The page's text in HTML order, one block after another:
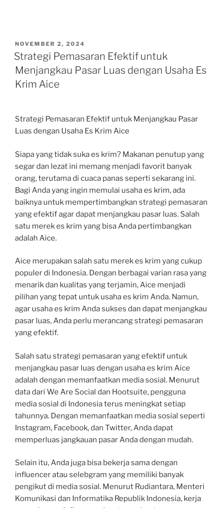
POSTED
ON
NOVEMBER 2, 2024
Strategi Pemasaran Efektif untuk
Menjangkau Pasar Luas dengan Usaha Es
Krim Aice
Strategi Pemasaran Efektif untuk Menjangkau Pasar
Luas dengan Usaha Es Krim Aice
Siapa yang tidak suka es krim? Makanan penutup yang
segar dan lezat ini memang menjadi favorit banyak
orang, terutama di cuaca panas seperti sekarang ini.
Bagi Anda yang ingin memulai usaha es krim, ada
baiknya untuk mempertimbangkan strategi pemasaran
yang efektif agar dapat menjangkau pasar luas. Salah
satu merek es krim yang bisa Anda pertimbangkan
adalah Aice.
Aice merupakan salah satu merek es krim yang cukup
populer di Indonesia. Dengan berbagai varian rasa yang
menarik dan kualitas yang terjamin, Aice menjadi
pilihan yang tepat untuk usaha es krim Anda. Namun,
agar usaha es krim Anda sukses dan dapat menjangkau
pasar luas, Anda perlu merancang strategi pemasaran
yang efektif.
Salah satu strategi pemasaran yang efektif untuk
menjangkau pasar luas dengan usaha es krim Aice
adalah dengan memanfaatkan media sosial. Menurut
data dari We Are Social dan Hootsuite, pengguna
media sosial di Indonesia terus meningkat setiap
tahunnya. Dengan memanfaatkan media sosial seperti
Instagram, Facebook, dan Twitter, Anda dapat
memperluas jangkauan pasar Anda dengan mudah.
Selain itu, Anda juga bisa bekerja sama dengan
influencer atau selebgram yang memiliki banyak
pengikut di media sosial. Menurut Rudiantara, Menteri
Komunikasi dan Informatika Republik Indonesia, kerja